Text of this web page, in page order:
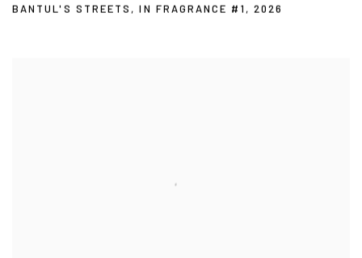
BANTUL'S STREETS ,IN FRAGRANCE #1 , 2026